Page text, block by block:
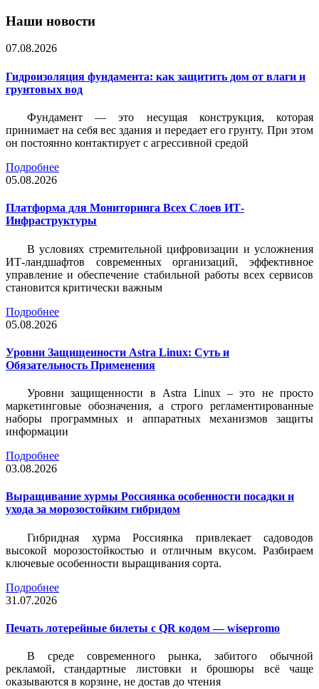
Наши новости
07.08.2026
Гидроизоляция фундамента: как защитить дом от влаги и
грунтовых вод
Фундамент — это несущая конструкция, которая
принимает на себя вес здания и передает его грунту. При этом
он постоянно контактирует с агрессивной средой
Подробнее
05.08.2026
Платформа для Мониторинга Всех Слоев ИТ-
Инфраструктуры
В условиях стремительной цифровизации и усложнения
ИТ-ландшафтов современных организаций, эффективное
управление и обеспечение стабильной работы всех сервисов
становится критически важным
Подробнее
05.08.2026
Уровни Защищенности Astra Linux: Суть и
Обязательность Применения
Уровни защищенности в Astra Linux – это не просто
маркетинговые обозначения, а строго регламентированные
наборы программных и аппаратных механизмов защиты
информации
Подробнее
03.08.2026
Выращивание хурмы Россиянка особенности посадки и
ухода за морозостойким гибридом
Гибридная хурма Россиянка привлекает садоводов
высокой морозостойкостью и отличным вкусом. Разбираем
ключевые особенности выращивания сорта.
Подробнее
31.07.2026
Печать лотерейные билеты c QR кодом — wisepromo
В среде современного рынка, забитого обычной
рекламой, стандартные листовки и брошюры всё чаще
оказываются в корзине, не достав до чтения